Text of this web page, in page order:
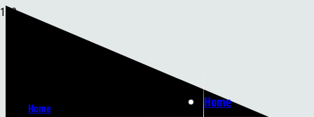
Home
Home